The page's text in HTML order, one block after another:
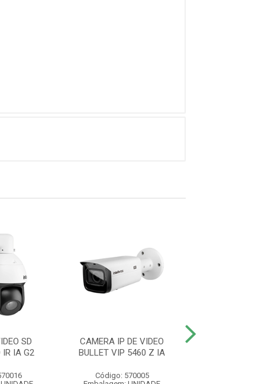
SD
IR IA G2
CAMERA IP DE VIDEO
BULLET VIP 5460 Z IA
Código: 570005